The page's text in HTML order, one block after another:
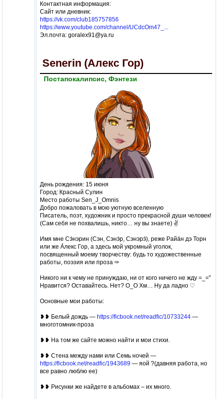
Контактная информация:
Сайт или дневник:
https://vk.com/club185757856
https://www.youtube.com/channel/UCdcOm47_...
Эл.почта: goralex91@ya.ru
Senerin (Алекс Гор)
Постапокалипсис, Фэнтези
День рождения: 15 июня
Город: Красный Сулин
Место работы Sen_J_Omnis
Добро пожаловать в мою уютную вселенную
Писатель, поэт, художник и просто прекрасной души человек!
(Сам себя не похвалишь, никто… ну вы знаете) ✌
Имя мне Сэ́нэрин (Сэн, Сэнэ́р, Сэнэрэ́), реже Райа́н дэ Торн
или же А́лекс Гор, а здесь мой укромный уголок,
посвященный моему творчеству: будь то художественные
работы, поэзия или проза ✑️
Никого ни к чему не принуждаю, ни от кого ничего не жду =_="
Нравится? Оставайтесь. Нет? О_О Хм… Ну да ладно ♡️️
Основные мои работы:
❥❥ Белый дождь — https://ficbook.net/readfic/10733244 —
многотомник-проза
❥❥ На том же сайте можно найти и мои стихи.
❥❥ Стена между нами или Семь ночей —
https://ficbook.net/readfic/1943689 — яой ?(давняя работа, но
все равно люблю ее)
❥❥ Рисунки же найдете в альбомах – их много.